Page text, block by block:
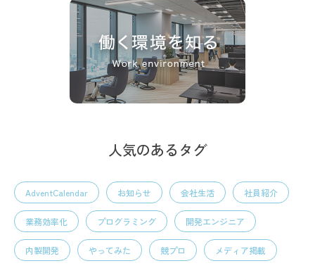
人気のあるタグ
AdventCalendar お知らせ 会社生活 社員紹介
業務効率化 プログラミング 開発エンジニア
内製開発 やってみた 競プロ メディア掲載